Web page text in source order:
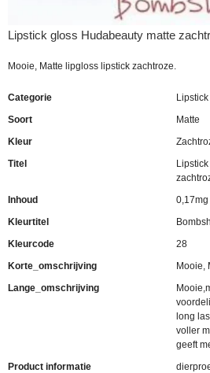
Lipstick gloss Hudabeauty matte
Mooie, Matte lipgloss lipstick zachtroze.
Categorie
Lipstick
Soort
Matte
Kleur
Titel
Inhoud
0,17mg
Kleurtitel
Kleurcode
28
Korte_omschrijving
Mooie,
Lange_omschrijving
long
voller
geeft
Product informatie